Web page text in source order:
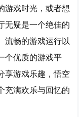
游戏时光，或者想
无疑是一个绝佳的
流畅的游戏运行以
个优质的游戏平
享游戏乐趣，悟空
充满欢乐与回忆的